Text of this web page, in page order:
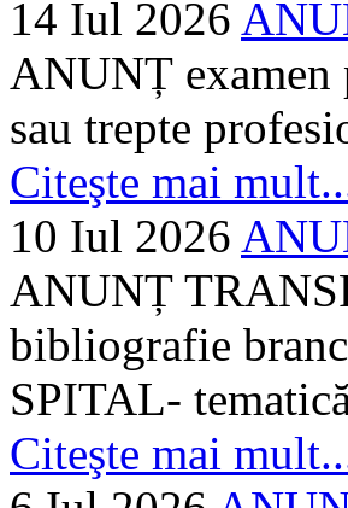
14 Iul 2026
ANUNȚ examen
sau trepte
Citeşte mai
10 Iul 2026
ANUNȚ
bibliografie
SPITAL-
Citeşte mai